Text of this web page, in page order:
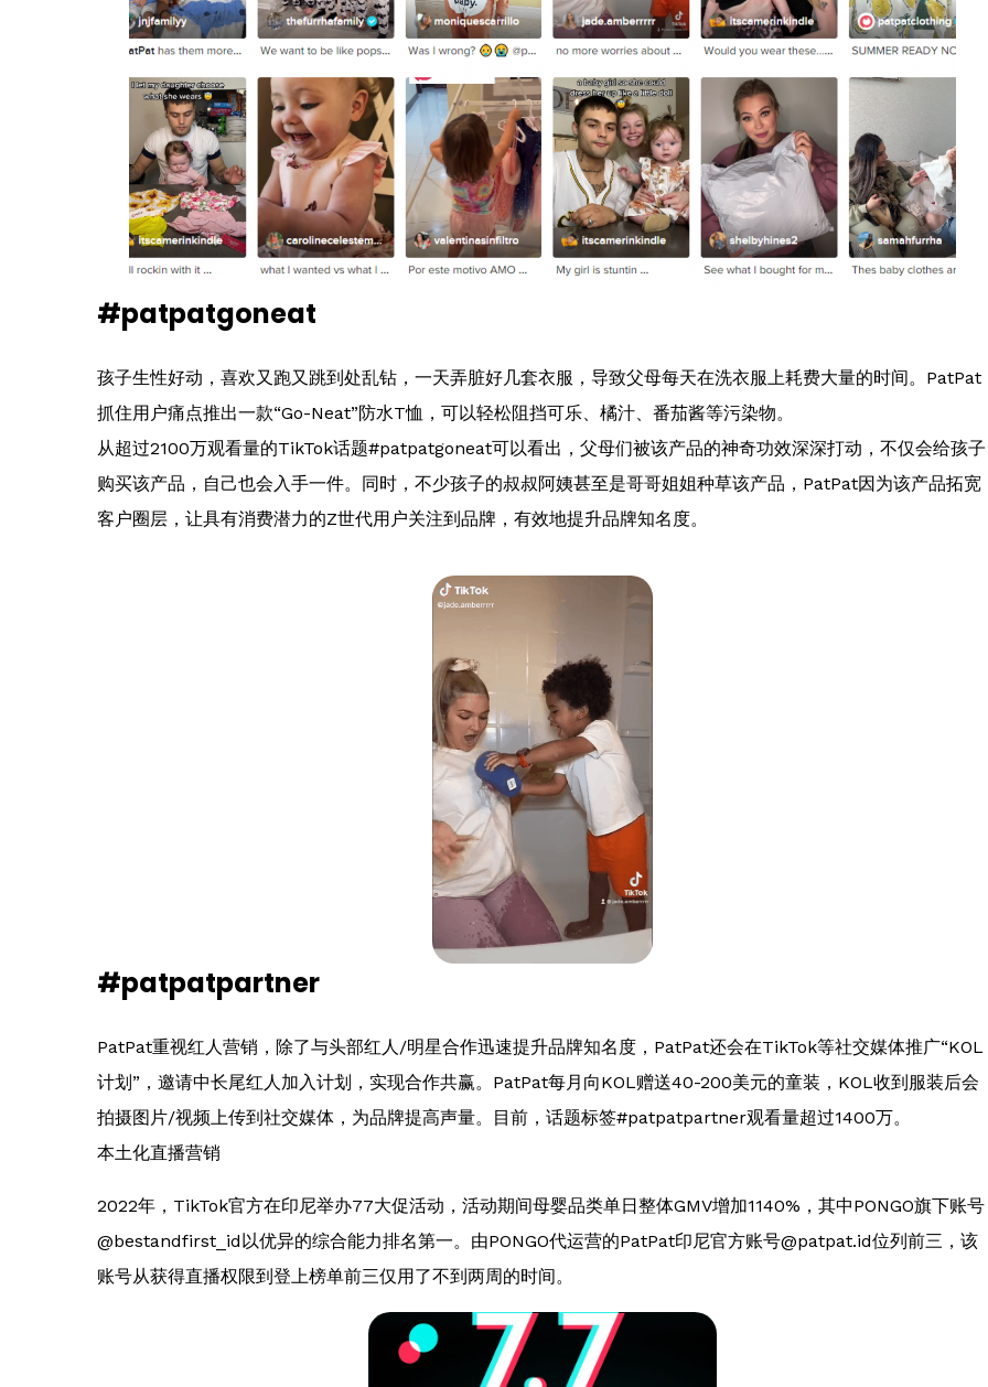
#patpatgoneat
孩子生性好动，喜欢又跑又跳到处乱钻，一天弄脏好几套衣服，导致父母每天在洗衣服上耗费大量的时间。PatPat
抓住用户痛点推出一款“Go-Neat”防水T恤，可以轻松阻挡可乐、橘汁、番茄酱等污染物。
从超过2100万观看量的TikTok话题#patpatgoneat可以看出，父母们被该产品的神奇功效深深打动，不仅会给孩子
购买该产品，自己也会入手一件。同时，不少孩子的叔叔阿姨甚至是哥哥姐姐种草该产品，PatPat因为该产品拓宽
客户圈层，让具有消费潜力的Z世代用户关注到品牌，有效地提升品牌知名度。
#patpatpartner
PatPat重视红人营销，除了与头部红人/明星合作迅速提升品牌知名度，PatPat还会在TikTok等社交媒体推广“KOL
计划”，邀请中长尾红人加入计划，实现合作共赢。PatPat每月向KOL赠送40-200美元的童装，KOL收到服装后会
拍摄图片/视频上传到社交媒体，为品牌提高声量。目前，话题标签#patpatpartner观看量超过1400万。
本土化直播营销
2022年，TikTok官方在印尼举办77大促活动，活动期间母婴品类单日整体GMV增加1140%，其中PONGO旗下账号
@bestandfirst_id以优异的综合能力排名第一。由PONGO代运营的PatPat印尼官方账号@patpat.id位列前三，该
账号从获得直播权限到登上榜单前三仅用了不到两周的时间。